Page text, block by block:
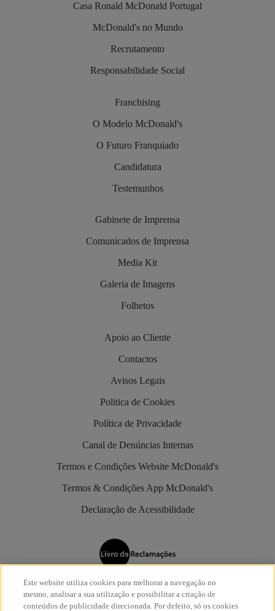
Casa Ronald McDonald Portugal
McDonald's no Mundo
Recrutamento
Responsabilidade Social
Franchising
O Modelo McDonald's
O Futuro Franquiado
Candidatura
Testemunhos
Gabinete de Imprensa
Comunicados de Imprensa
Media Kit
Galeria de Imagens
Folhetos
Apoio ao Cliente
Contactos
Avisos Legais
Politica de Cookies
Política de Privacidade
Canal de Denúncias Internas
Termos e Condições Website McDonald's
Termos & Condições App McDonald's
Declaração de Acessibilidade
Os restaurantes McDonald’s são aderentes doLivro de
Reclamações Eletrónico.
Este website utiliza cookies para melhorar a navegação no
mesmo, analisar a sua utilização e possibilitar a criação de
conteúdos de publicidade direcionada. Por defeito, só os cookies